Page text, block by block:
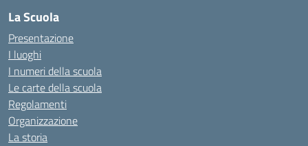
La Scuola
Presentazione
I luoghi
I numeri della scuola
Le carte della scuola
Regolamenti
Organizzazione
La storia